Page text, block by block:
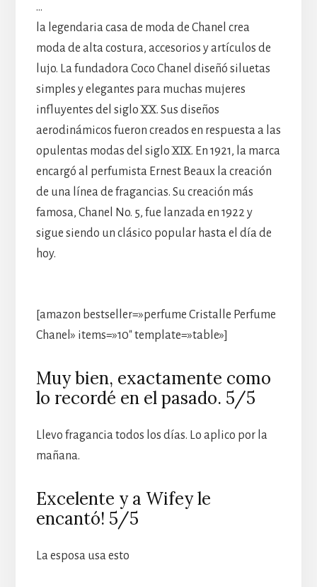
…
la legendaria casa de moda de Chanel crea
moda de alta costura, accesorios y artículos de
lujo. La fundadora Coco Chanel diseñó siluetas
simples y elegantes para muchas mujeres
influyentes del siglo XX. Sus diseños
aerodinámicos fueron creados en respuesta a las
opulentas modas del siglo XIX. En 1921, la marca
encargó al perfumista Ernest Beaux la creación
de una línea de fragancias. Su creación más
famosa, Chanel No. 5, fue lanzada en 1922 y
sigue siendo un clásico popular hasta el día de
hoy.
[amazon bestseller=»perfume Cristalle Perfume
Chanel» items=»10″ template=»table»]
Muy bien, exactamente como
lo recordé en el pasado. 5/5
Llevo fragancia todos los días. Lo aplico por la
mañana.
Excelente y a Wifey le
encantó! 5/5
La esposa usa esto